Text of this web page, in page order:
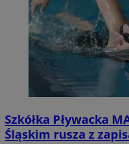
Szkółka Pływacka
Śląskim rusza z